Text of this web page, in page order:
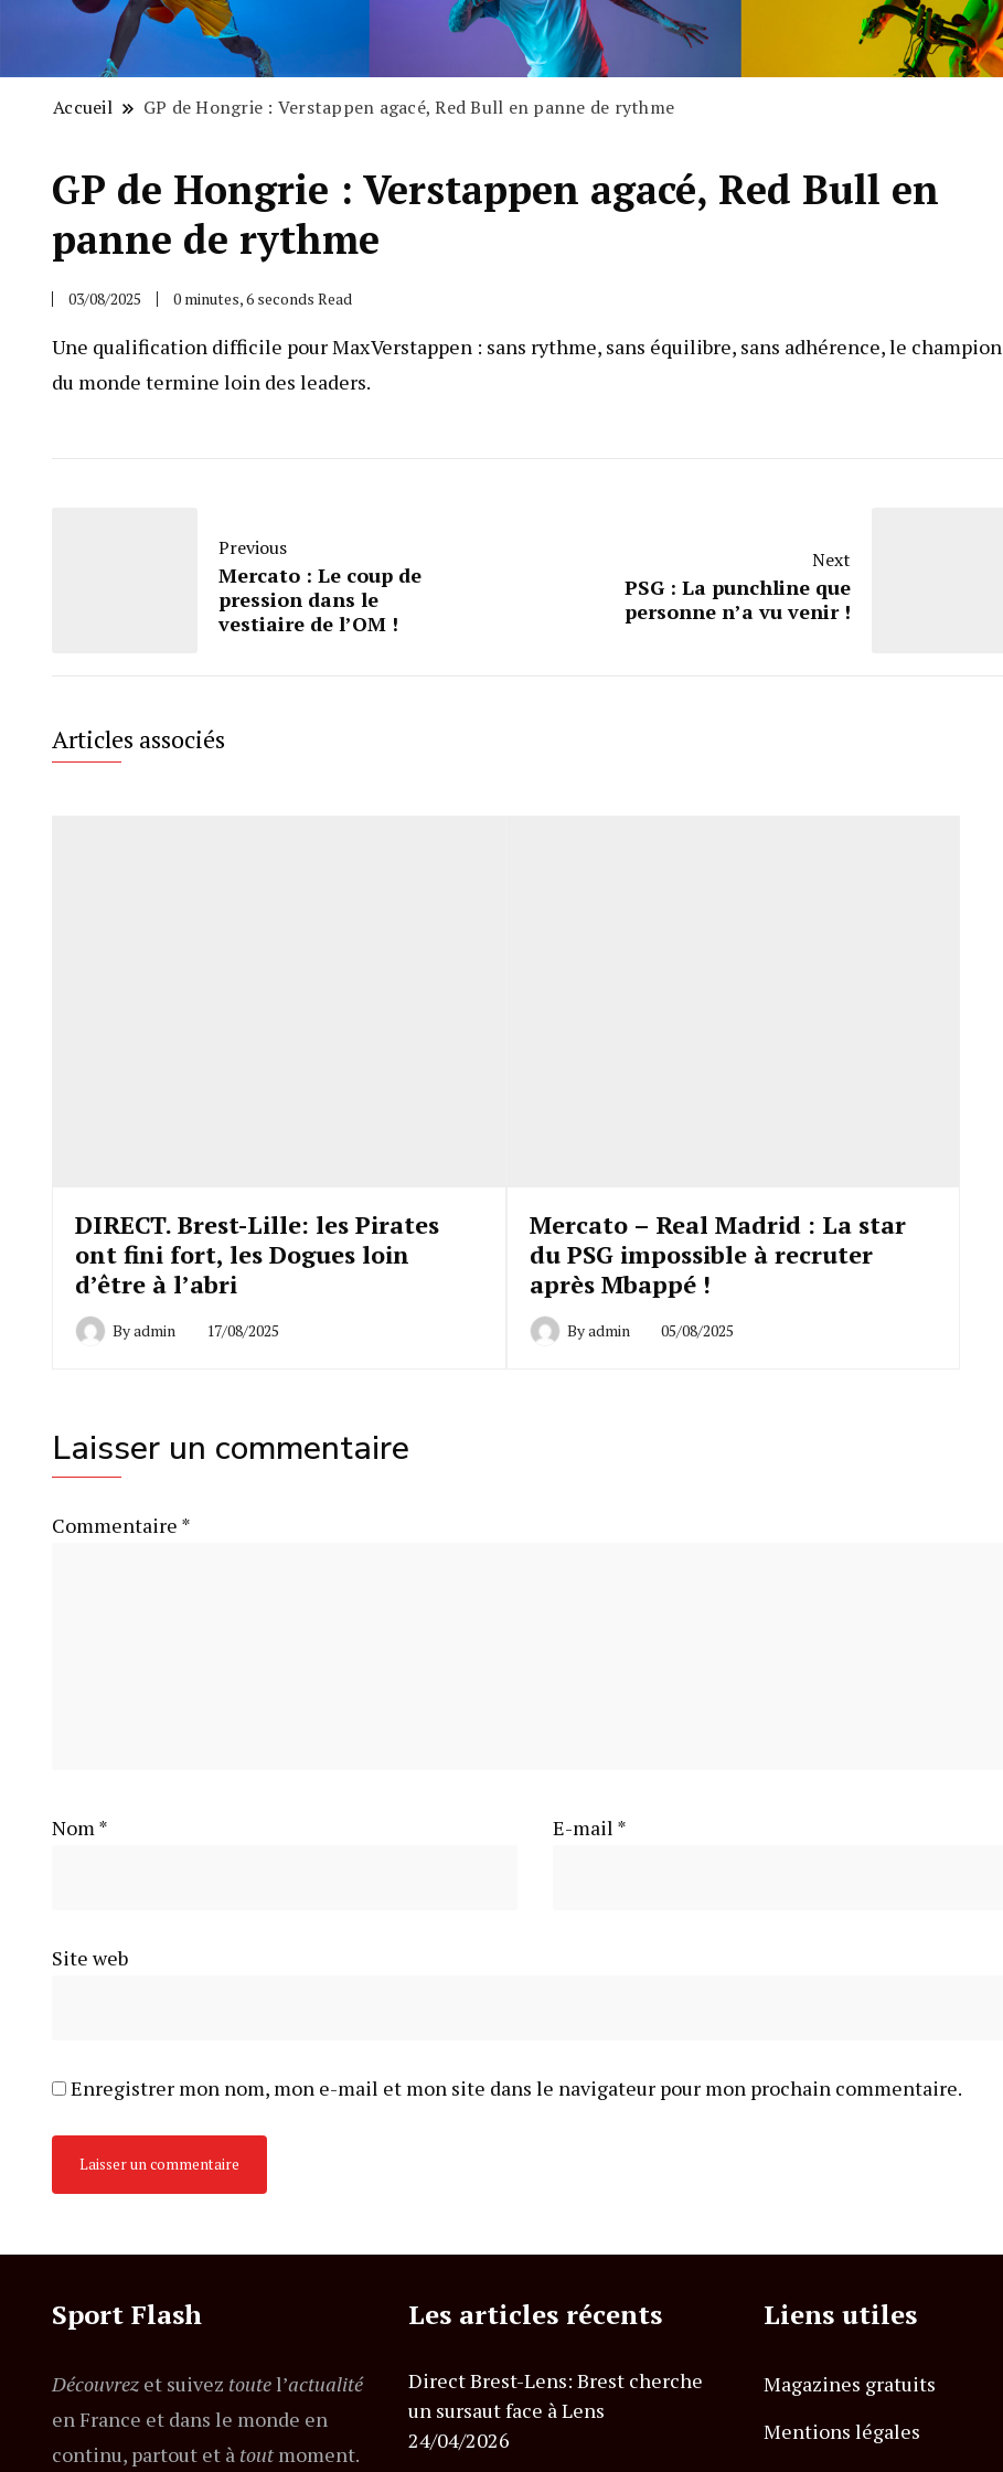
Accueil GP de Hongrie : Verstappen agacé, Red Bull en panne de rythme
GP de Hongrie : Verstappen agacé, Red Bull en
panne de rythme
03/08/2025 0 minutes, 6 seconds Read
Une qualification difficile pour Max Verstappen : sans rythme, sans équilibre, sans adhérence, le champion
du monde termine loin des leaders.
Previous
Mercato : Le coup de
pression dans le
vestiaire de l’OM !
Next
PSG : La punchline que
personne n’a vu venir !
Articles associés
DIRECT. Brest-Lille: les Pirates
ont fini fort, les Dogues loin
d’être à l’abri
Byadmin 17/08/2025
Mercato – Real Madrid : La star
du PSG impossible à recruter
après Mbappé !
Byadmin 05/08/2025
Laisser un commentaire
Commentaire *
Nom* E-mail *
Site web
Enregistrer mon nom, mon e-mail et mon site dans le navigateur pour mon prochain commentaire.
Sport Flash
Découvrez et suivez toutel’actualité
en France et dans le monde en
continu, partout et à toutmoment.
Les articles récents
Direct Brest-Lens: Brest cherche
un sursaut face à Lens
24/04/2026
Liens utiles
Magazines gratuits
Mentions légales